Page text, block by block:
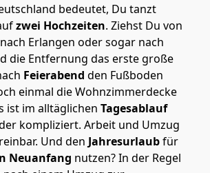
bedeutet, Du tanzt
zwei Hochzeiten. Ziehst Du von
Erlangen oder sogar nach
die Entfernung das erste große
Feierabend den Fußboden
einmal die Wohnzimmerdecke
ist im alltäglichen Tagesablauf
kompliziert. Arbeit und Umzug
Und den Jahresurlaubfür
Neuanfang nutzen? In der Regel